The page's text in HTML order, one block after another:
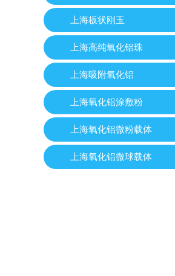
上海板状刚玉
上海高纯氧化铝珠
上海吸附氧化铝
上海氧化铝涂敷粉
上海氧化铝微粉载体
上海氧化铝微球载体